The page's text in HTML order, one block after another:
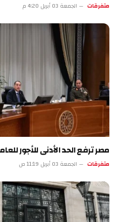
متفرقات الجمعة 03 أبريل 4:20 م
مصر ترفع الحد الأدنى للأجور
متفرقات الجمعة 03 أبريل 11:19 ص